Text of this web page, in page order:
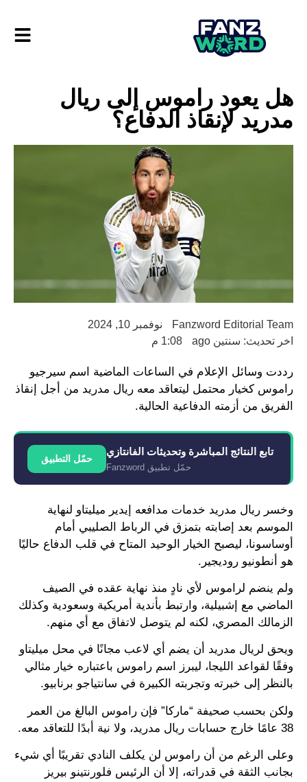
هل يعود راموس إلى ريال
مدريد لإنقاذ الدفاع؟
Fanzword Editorial Team
نوفمبر 10, 2024
اخر تحديث: سنتين ago
1:08 م
رددت وسائل الإعلام في الساعات الماضية اسم سيرجيو
راموس كخيار محتمل ليتعاقد معه ريال مدريد من أجل إنقاذ
الفريق من أزمته الدفاعية الحالية.
تابع النتائج المباشرة وتحديثات الفانتازي
حمّل تطبيق Fanzword
حمّل التطبيق
وخسر ريال مدريد خدمات مدافعه إيدير ميليتاو لنهاية
الموسم بعد إصابته بتمزق في الرباط الصليبي أمام
أوساسونا، ليصبح الخيار الوحيد المتاح في قلب الدفاع حاليًا
هو أنطونيو روديجير.
ولم ينضم لراموس لأي نادٍ منذ نهاية عقده في الصيف
الماضي مع إشبيلية، وارتبط بأندية أمريكية وسعودية وكذلك
الزمالك المصري، لكنه لم يتوصل لاتفاق مع أي منهم.
ويحق لريال مدريد أن يضم أي لاعب مجانًا في محل ميليتاو
وفقًا لقواعد الليجا، ليبرز اسم راموس باعتباره خيار مثالي
بالنظر إلى خبرته وتجربته الكبيرة في سانتياجو برنابيو.
ولكن بحسب صحيفة “ماركا” فإن راموس البالغ من العمر
38 عامًا خارج حسابات ريال مدريد، ولا نية أبدًا للتعاقد معه.
وعلى الرغم من أن راموس لن يكلف النادي تقريبًا أي شيء
بجانب الثقة في قدراته، إلا أن الرئيس فلورنتينو بيريز